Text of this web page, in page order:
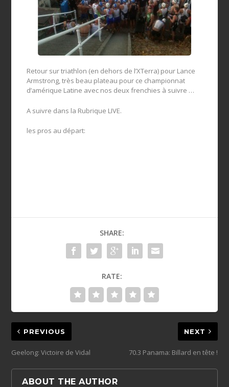
Retour sur triathlon (en dehors de l’XTerra) pour Lance
Armstrong, très beau plateau pour ce championnat
d’amérique Latine avec nos deux frenchies à suivre …
A suivre dans la Rubrique LIVE.
les pros au départ:
SHARE:
RATE:
PREVIOUS
Geelong: Victoire de Vidal
NEXT
70.3 Panama: Billard en tête !
ABOUT THE AUTHOR